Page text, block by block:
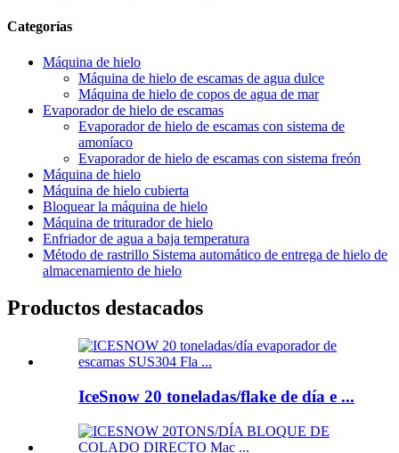
Categorías
Máquina de hielo
Máquina de hielo de escamas de agua dulce
Máquina de hielo de copos de agua de mar
Evaporador de hielo de escamas
Evaporador de hielo de escamas con sistema de
amoníaco
Evaporador de hielo de escamas con sistema freón
Máquina de hielo
Máquina de hielo cubierta
Bloquear la máquina de hielo
Máquina de triturador de hielo
Enfriador de agua a baja temperatura
Método de rastrillo Sistema automático de entrega de hielo de
almacenamiento de hielo
Productos destacados
IceSnow 20 toneladas/flake de día e ...